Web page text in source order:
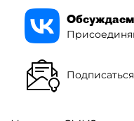
Обсуждаем